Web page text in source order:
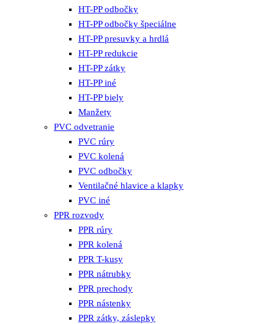
HT-PP odbočky
HT-PP odbočky špeciálne
HT-PP presuvky a hrdlá
HT-PP redukcie
HT-PP zátky
HT-PP iné
HT-PP biely
Manžety
PVC odvetranie
PVC rúry
PVC kolená
PVC odbočky
Ventilačné hlavice a klapky
PVC iné
PPR rozvody
PPR rúry
PPR kolená
PPR T-kusy
PPR nátrubky
PPR prechody
PPR nástenky
PPR zátky, záslepky